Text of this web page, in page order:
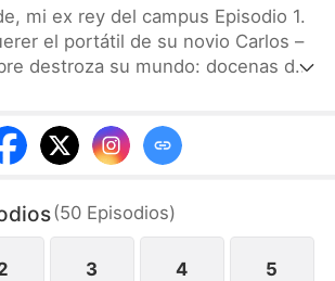
mi ex rey del campus Episodio 1.
el portátil de su novio Carlos –
destroza su mundo: docenas de
plan de su familia – irse de
y hacerse cargo del Grupo
una relación ambigua
todos los límites y
es nada...
(50 Episodios)
3 4 5